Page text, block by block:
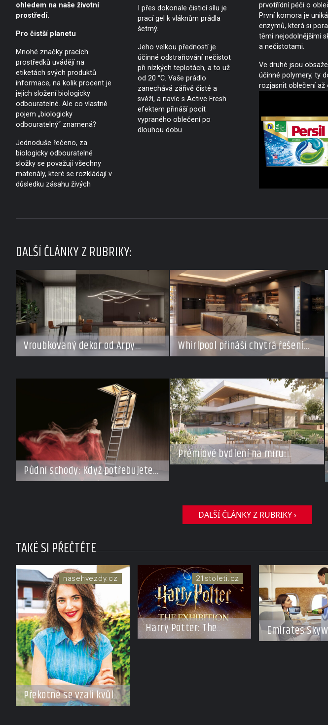
ohledem na naše životní
prostředí.
Pro čistší planetu
Mnohé značky pracích
prostředků uvádějí na
etiketách svých produktů
informace, na kolik procent je
jejich složení biologicky
odbouratelné. Ale co vlastně
pojem „biologicky
odbouratelný“ znamená?
Jednoduše řečeno, za
biologicky odbouratelné
složky se považují všechny
materiály, které se rozkládají v
důsledku zásahu živých
I přes dokonale čisticí sílu je
prací gel k vláknům prádla
šetrný.
Jeho velkou předností je
účinné odstraňování nečistot
při nízkých teplotách, a to už
od 20 °C. Vaše prádlo
zanechává zářivě čisté a
svěží, a navíc s Active Fresh
efektem přináší pocit
vypraného oblečení po
dlouhou dobu.
prvotřídní péči o
První komora je
enzymů, která si
těmi nejodolnějšími
a nečistotami.
Ve druhé jsou
účinné polymery, ty
rozjasnit oblečení až
DALŠÍ ČLÁNKY Z RUBRIKY:
Vroubkovaný dekor od Arpy
ovládá nové interiéry
Whirlpool přináší chytrá řešení
pro každý styl vaření
Půdní schody: Když potřebujete
ušetřit místo, ale nechcete dělat
Prémiové bydlení na míru:
Investoři se vracejí do Česka,
DALŠÍ ČLÁNKY Z RUBRIKY ›
TAKÉ SI PŘEČTĚTE
Překotně se vzali kvůli
těhotenství Sandevy?
nasehvezdy.cz
Harry Potter: The
Exhibition. Neplecha
21stoleti.cz
Emirates
spolupráci s